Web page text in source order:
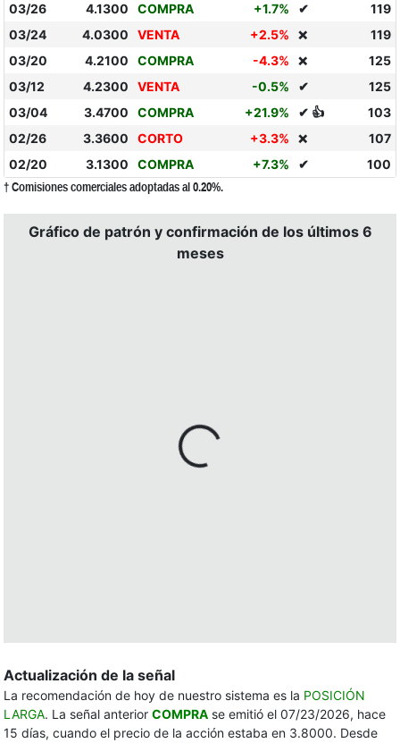
03/26
4.1300 COMPRA +1.7% ✔
119
03/24
4.0300 VENTA +2.5% ❌
119
03/20
4.2100 COMPRA -4.3% ❌
125
03/12
4.2300 VENTA -0.5% ✔
125
03/04
3.4700 COMPRA +21.9% ✔ 👍
103
02/26
3.3600 CORTO +3.3% ❌
107
02/20
3.1300 COMPRA +7.3% ✔ 100
† Comisiones comerciales adoptadas al 0.20%.
Gráfico de patrón y confirmación de los últimos 6
meses
Actualización de la señal
La recomendación de hoy de nuestro sistema es la POSICIÓN
LARGA. La señal anterior COMPRA se emitió el 07/23/2026, hace
15 días, cuando el precio de la acción estaba en 3.8000. Desde